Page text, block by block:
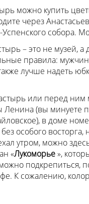
можно купить
через
Успенского собора.
– это не музей,
правила:
лучше надеть
или перед
Ленина (вы минуете
в доме
особого восторга,
утром, можно
«Лукоморье»,
подкрепиться,
К сожалению,